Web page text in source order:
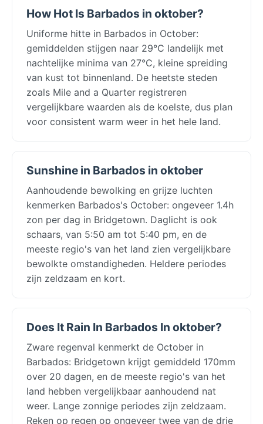
How Hot Is Barbados in oktober?
Uniforme hitte in Barbados in October:
gemiddelden stijgen naar 29°C landelijk met
nachtelijke minima van 27°C, kleine spreiding
van kust tot binnenland. De heetste steden
zoals Mile and a Quarter registreren
vergelijkbare waarden als de koelste, dus plan
voor consistent warm weer in het hele land.
Sunshine in Barbados in oktober
Aanhoudende bewolking en grijze luchten
kenmerken Barbados's October: ongeveer 1.4h
zon per dag in Bridgetown. Daglicht is ook
schaars, van 5:50 am tot 5:40 pm, en de
meeste regio's van het land zien vergelijkbare
bewolkte omstandigheden. Heldere periodes
zijn zeldzaam en kort.
Does It Rain In Barbados In oktober?
Zware regenval kenmerkt de October in
Barbados: Bridgetown krijgt gemiddeld 170mm
over 20 dagen, en de meeste regio's van het
land hebben vergelijkbaar aanhoudend nat
weer. Lange zonnige periodes zijn zeldzaam.
Reken op regen op ongeveer twee van de drie